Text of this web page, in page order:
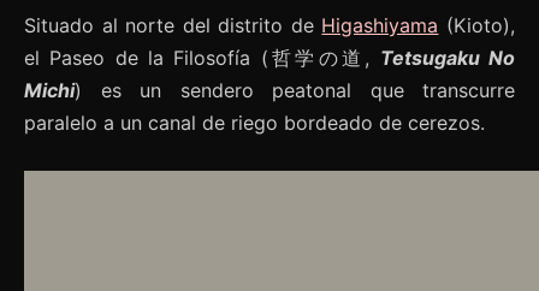
Situado al norte del distrito de Higashiyama (Kioto),
el Paseo de la Filosofía (哲学の道, Tetsugaku No
Michi) es un sendero peatonal que transcurre
paralelo a un canal de riego bordeado de cerezos.